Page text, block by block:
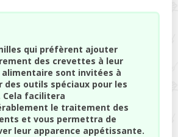
qui préfèrent ajouter
des crevettes à leur
sont invitées à
des outils spéciaux pour les
Cela facilitera
le traitement des
et vous permettra de
leur apparence appétissante.